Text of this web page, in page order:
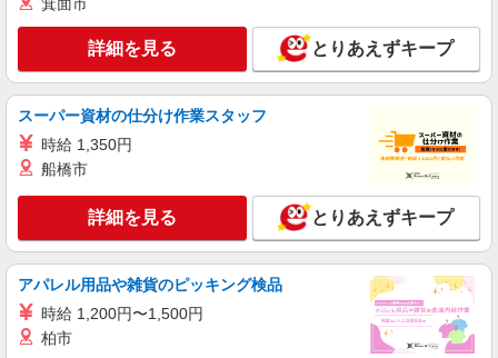
派遣社員
株式会社綜合キャリアオプション（1314VJ0805G31★35-S-T2）
部品のセット&目視検査/日払いOK
時給1,350円〜1,688円 ※経験・能力による
※自宅通勤者:時給1600円〜2000円 ※時間外・深
夜手当含む 【月収例】29万2000円(7時間30分×21
日+残業・深夜手当) ※時給1350円の場合 交通
詳細を見る
派遣社員
株式会社綜合キャリアオプション（1314VJ0805G31★81-S-T2）
くるまのエンジン部品加工/日払いOK
時給1,500円〜1,875円 ※経験・能力による
※時間外・深夜手当含む 交通費：既定支給
詳細を見る とりあえずキープ
スーパー資材の仕分け作業スタッフ
時給 1,350円
船橋市
詳細を見る とりあえずキープ
アパレル用品や雑貨のピッキング検品
時給 1,200円〜1,500円
柏市